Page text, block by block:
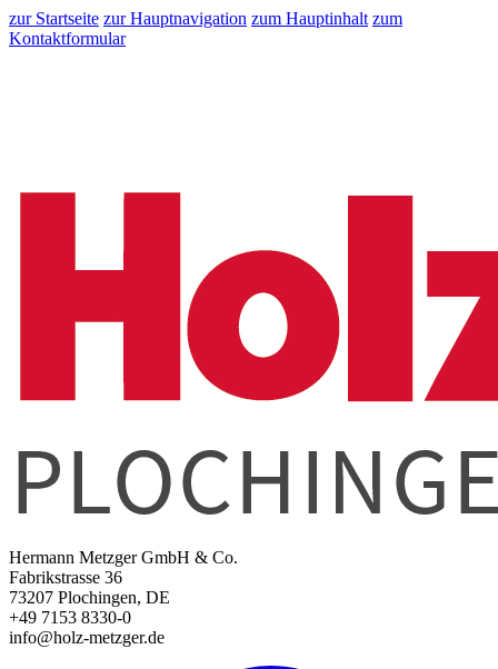
zur Startseite zur Hauptnavigation zum Hauptinhalt zum
Kontaktformular
Hermann Metzger GmbH & Co.
Fabrikstrasse 36
73207 Plochingen, DE
+49 7153 8330-0
info@holz-metzger.de